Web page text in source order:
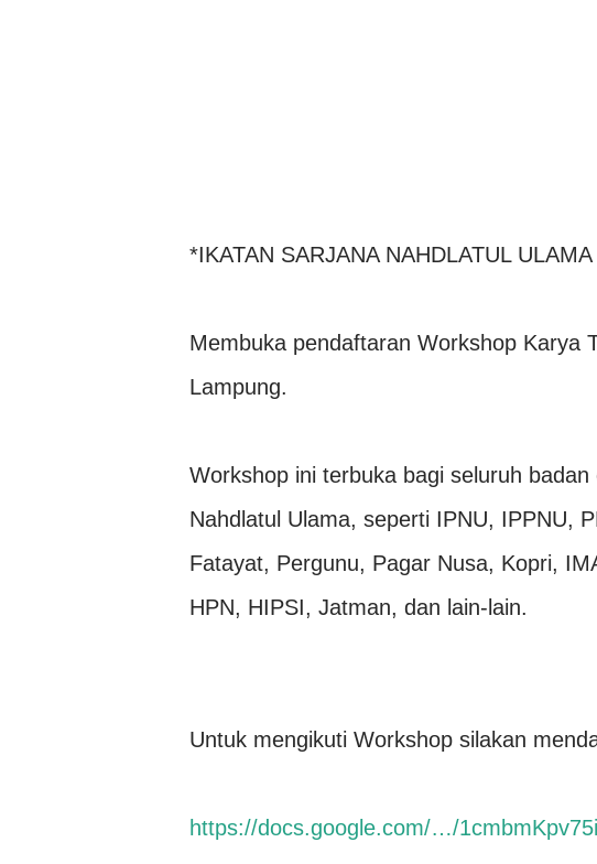
*IKATAN SARJANA NAHDLATUL
Membuka pendaftaran Workshop Karya
Lampung.
Workshop ini terbuka bagi seluruh
Nahdlatul Ulama, seperti IPNU, IPPNU,
Fatayat, Pergunu, Pagar Nusa, Kopri,
HPN, HIPSI, Jatman, dan lain-lain.
Untuk mengikuti Workshop silakan
https://docs.google.com/…/